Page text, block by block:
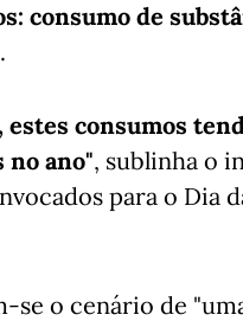
consumo de
estes consumos
no ano", sublinha o
para o Dia
se o cenário de